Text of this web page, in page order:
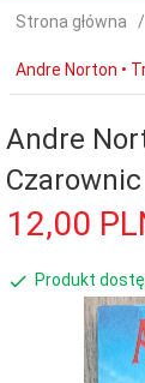
Strona główna
Andre Norton •
Andre
Czarownic
12,00
Produkt